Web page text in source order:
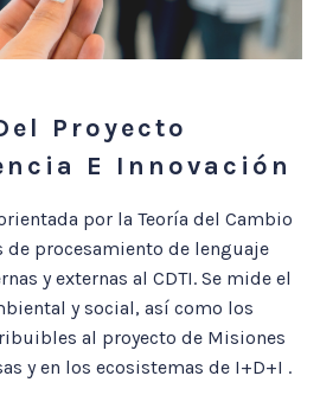
Proyecto
E Innovación
por la Teoría del Cambio
procesamiento de lenguaje
y externas al CDTI. Se mide el
y social, así como los
al proyecto de Misiones
y en los ecosistemas de I+D+I .